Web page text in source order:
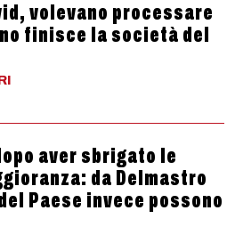
volevano processare
finisce la società del
aver sbrigato le
da Delmastro
Paese invece possono